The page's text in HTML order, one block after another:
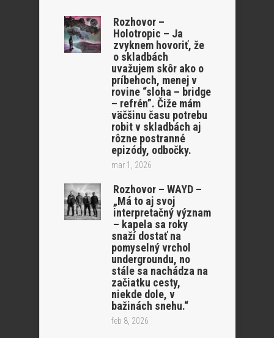
Rozhovor –
Holotropic – Ja
zvyknem hovoriť, že
o skladbách
uvažujem skôr ako o
príbehoch, menej v
rovine “sloha – bridge
– refrén”. Čiže mám
väčšinu času potrebu
robit v skladbách aj
rôzne postranné
epizódy, odbočky.
mar 1, 2026
Rozhovor – WAYD –
„Má to aj svoj
interpretačný význam
– kapela sa roky
snaží dostať na
pomyselný vrchol
undergroundu, no
stále sa nachádza na
začiatku cesty,
niekde dole, v
bažinách snehu.“
feb 8, 2026